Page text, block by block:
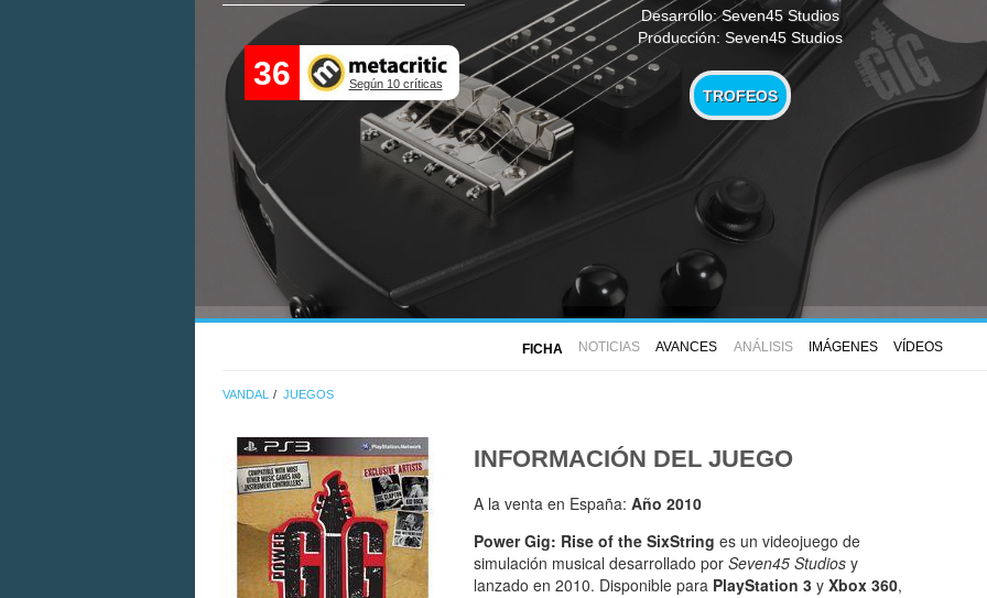
36 Según 10 críticas
Desarrollo: Seven45 Studios
Producción: Seven45 Studios
TROFEOS
FICHA NOTICIAS AVANCES ANÁLISIS IMÁGENES VÍDEOS
VANDAL JUEGOS
INFORMACIÓN DEL JUEGO
A la venta en España: Año 2010
Power Gig: Rise of the SixString es un videojuego de
simulación musical desarrollado por Seven45 Studios y
lanzado en 2010. Disponible para PlayStation 3 y Xbox 360,